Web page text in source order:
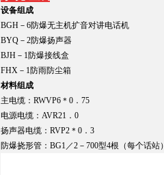
设备组成
BGH－6防爆无主机扩音对讲电话机
BYQ－2防爆扬声器
BJH－1防爆接线盒
FHX－1防雨防尘箱
材料组成
主电缆：RWVP6＊0．75
电源电缆：AVR21．0
扬声器电缆：RVP2＊0．3
防爆挠形管：BG1／2－700型4根（每个话站）